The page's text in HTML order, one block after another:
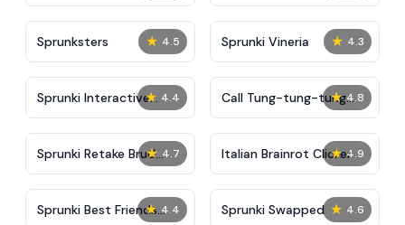
★ 4.5
Sprunksters ★ 4.3
Sprunki Vineria
★ 4.4
Sprunki Interactive
Tunner
★ 4.8
Call Tung-tung-tung
Sahur
★ 4.7
Sprunki Retake Brud
Virus
★ 4.9
Italian Brainrot Clicker
★ 4.4
Sprunki Best Friends
★ 4.6
Sprunki Swapped